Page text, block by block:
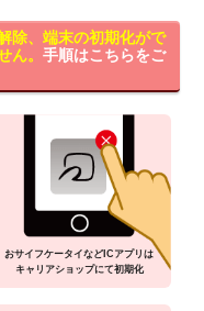
除、端末の初期化がで
ん。 手順はこちらをご
おサイフケータイなどICアプリは
キャリアショップにて初期化